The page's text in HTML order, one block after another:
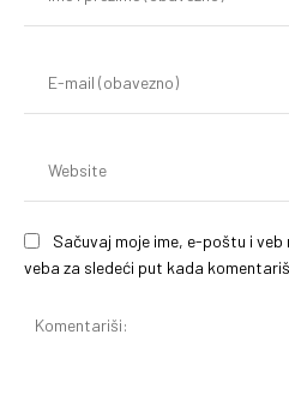
Sačuvaj moje ime, e-poštu i
veba za sledeći put kada